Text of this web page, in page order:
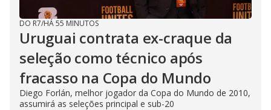
DO R7/HÁ 55 MINUTOS
Uruguai contrata ex-craque da
seleção como técnico após
fracasso na Copa do Mundo
Diego Forlán, melhor jogador da Copa do Mundo de 2010,
assumirá as seleções principal e sub-20